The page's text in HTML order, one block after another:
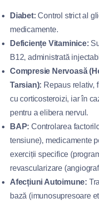
Diabet: Control strict al
medicamente.
Deficiențe Vitaminice:
B12, administrată
Compresie Nervoasă
Tarsian): Repaus relativ,
cu corticosteroizi, iar în
pentru a elibera nervul.
BAP: Controlarea
tensiune), medicamente
exerciții specifice
revascularizare
Afecțiuni Autoimune:
bază (imunosupresoare